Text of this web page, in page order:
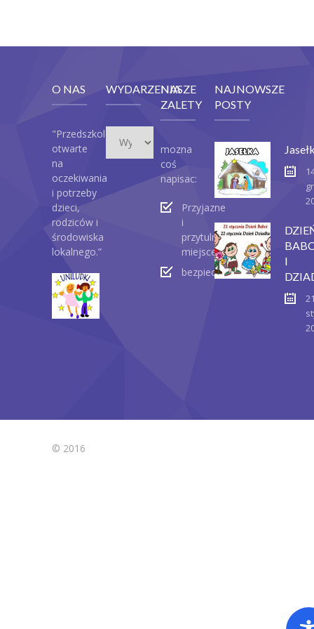
O NAS
"Przedszkole
otwarte
na
oczekiwania
i potrzeby
dzieci,
rodziców i
środowiska
lokalnego.”
WYDARZENIA
NASZE
ZALETY
mozna
coś
napisac:
Przyjazne
i
przytulne
miejsce
bezpieczeństwo
NAJNOWSZE
POSTY
I
© 2016